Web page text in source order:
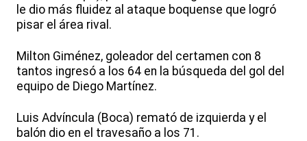
le dio más fluidez al ataque boquense que logró
pisar el área rival.
Milton Giménez, goleador del certamen con 8
tantos ingresó a los 64 en la búsqueda del gol del
equipo de Diego Martínez.
Luis Advíncula (Boca) remató de izquierda y el
balón dio en el travesaño a los 71.